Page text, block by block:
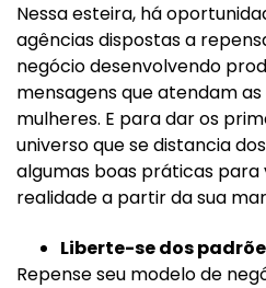
Nessa esteira, há
agências dispostas a
negócio desenvolvendo
mensagens que atendam
mulheres. E para dar os
universo que se distancia
algumas boas práticas
realidade a partir da sua
Liberte-se dos
Repense seu modelo de